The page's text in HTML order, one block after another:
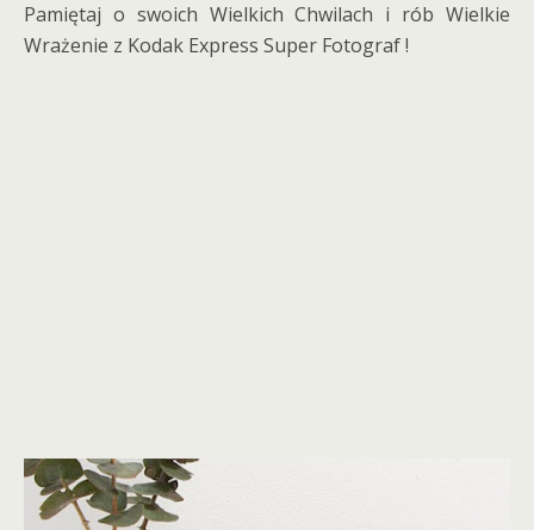
Pamiętaj o swoich Wielkich Chwilach i rób Wielkie
Wrażenie z Kodak Express Super Fotograf !